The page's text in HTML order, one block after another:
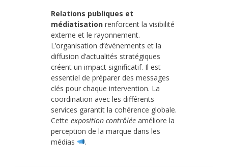
Relations publiques et
médiatisation renforcent la visibilité
externe et le rayonnement.
L’organisation d’événements et la
diffusion d’actualités stratégiques
créent un impact significatif. Il est
essentiel de préparer des messages
clés pour chaque intervention. La
coordination avec les différents
services garantit la cohérence globale.
Cette exposition contrôlée améliore la
perception de la marque dans les
médias
.